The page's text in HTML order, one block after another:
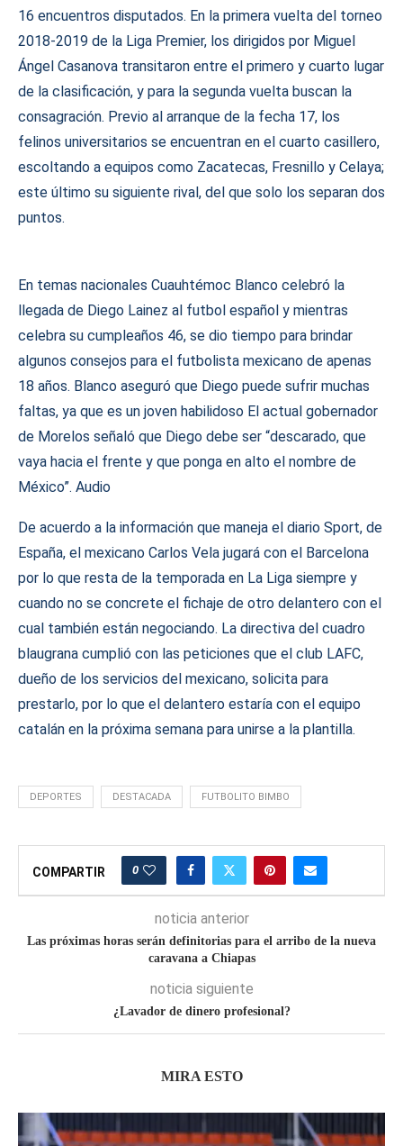
16 encuentros disputados. En la primera vuelta del torneo
2018-2019 de la Liga Premier, los dirigidos por Miguel
Ángel Casanova transitaron entre el primero y cuarto lugar
de la clasificación, y para la segunda vuelta buscan la
consagración. Previo al arranque de la fecha 17, los
felinos universitarios se encuentran en el cuarto casillero,
escoltando a equipos como Zacatecas, Fresnillo y Celaya;
este último su siguiente rival, del que solo los separan dos
puntos.
En temas nacionales Cuauhtémoc Blanco celebró la
llegada de Diego Lainez al futbol español y mientras
celebra su cumpleaños 46, se dio tiempo para brindar
algunos consejos para el futbolista mexicano de apenas
18 años. Blanco aseguró que Diego puede sufrir muchas
faltas, ya que es un joven habilidoso El actual gobernador
de Morelos señaló que Diego debe ser “descarado, que
vaya hacia el frente y que ponga en alto el nombre de
México”. Audio
De acuerdo a la información que maneja el diario Sport, de
España, el mexicano Carlos Vela jugará con el Barcelona
por lo que resta de la temporada en La Liga siempre y
cuando no se concrete el fichaje de otro delantero con el
cual también están negociando. La directiva del cuadro
blaugrana cumplió con las peticiones que el club LAFC,
dueño de los servicios del mexicano, solicita para
prestarlo, por lo que el delantero estaría con el equipo
catalán en la próxima semana para unirse a la plantilla.
DEPORTES DESTACADA FUTBOLITO BIMBO
COMPARTIR 0
noticia anterior
Las próximas horas serán definitorias para el arribo de la nueva
caravana a Chiapas
noticia siguiente
¿Lavador de dinero profesional?
MIRA ESTO